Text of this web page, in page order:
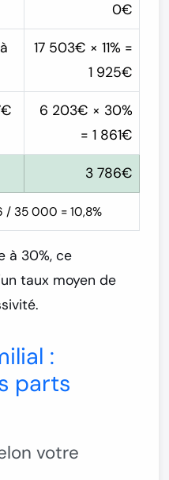
0€
17 503€ × 11% =
1 925€
6 203€ × 30%
= 1 861€
3 786€
/ 35 000 = 10,8%
à 30%, ce
taux moyen de
:
parts
votre